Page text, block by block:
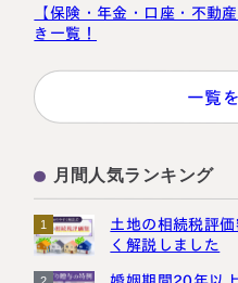
【保険・年金・口座・不動
き一覧！
一覧
月間人気ランキング
1
土地の相続税評
く解説しました